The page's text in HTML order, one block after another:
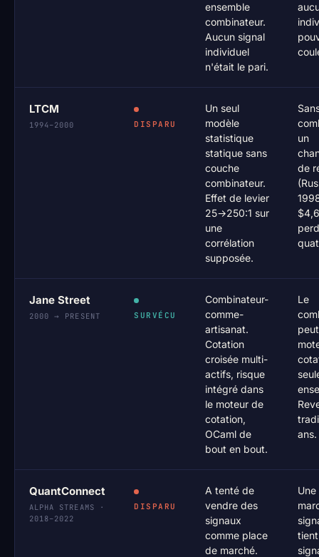
ensemble
combinateur.
Aucun signal
individuel
n'était le pari.
LTCM
1994–2000 DISPARU
Un seul
modèle
statistique
statique sans
couche
combinateur.
Effet de levier
25→250:1 sur
une
corrélation
supposée.
un
de
Jane Street
2000 → PRESENT SURVÉCU
Combinateur-
comme-
artisanat.
Cotation
croisée multi-
actifs, risque
intégré dans
le moteur de
cotation,
OCaml de
bout en bout.
Le
ans.
QuantConnect
ALPHA STREAMS ·
2018–2022
DISPARU
A tenté de
vendre des
signaux
comme place
de marché.